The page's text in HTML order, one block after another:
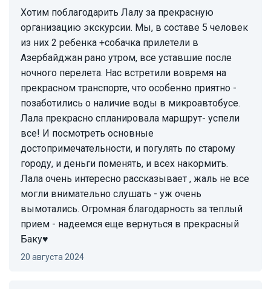
Хотим поблагодарить Лалу за прекрасную
организацию экскурсии. Мы, в составе 5 человек
из них 2 ребенка +собачка прилетели в
Азербайджан рано утром, все уставшие после
ночного перелета. Нас встретили вовремя на
прекрасном транспорте, что особенно приятно -
позаботились о наличие воды в микроавтобусе.
Лала прекрасно спланировала маршрут- успели
все! И посмотреть основные
достопримечательности, и погулять по старому
городу, и деньги поменять, и всех накормить.
Лала очень интересно рассказывает , жаль не все
могли внимательно слушать - уж очень
вымотались. Огромная благодарность за теплый
прием - надеемся еще вернуться в прекрасный
Баку♥️
20 августа 2024